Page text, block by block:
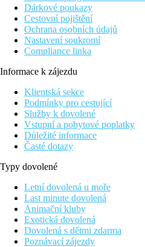
Dárkové poukazy
Cestovní pojištění
Ochrana osobních údajů
Nastavení soukromí
Compliance linka
Informace k zájezdu
Klientská sekce
Podmínky pro cestující
Služby k dovolené
Vstupní a pobytové poplatky
Důležité informace
Časté dotazy
Typy dovolené
Letní dovolená u moře
Last minute dovolená
Animační kluby
Exotická dovolená
Dovolená s dětmi zdarma
Poznávací zájezdy